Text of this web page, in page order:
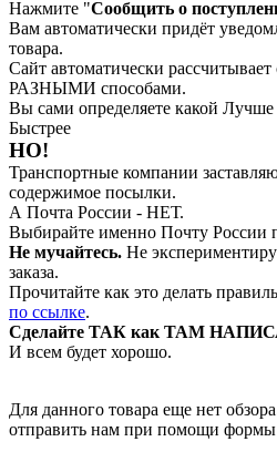
Нажмите "Сообщить о
Вам автоматически придёт
товара.
Сайт автоматически рассчитывает
РАЗНЫМИ способами.
Вы сами определяете какой
Быстрее
НО!
Транспортные компании
содержимое посылки.
А Почта России - НЕТ.
Выбирайте именно Почту России
Не мучайтесь. Не
заказа.
Прочитайте как это делать
по ссылке.
Сделайте ТАК как ТАМ
И всем будет хорошо.
Для данного товара еще нет
отправить нам при помощи